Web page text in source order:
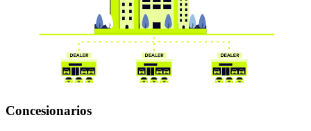
Concesionarios